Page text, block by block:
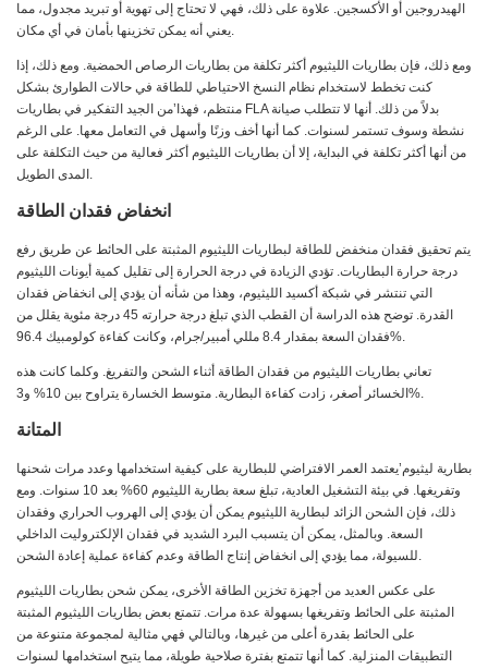
الهيدروجين أو الأكسجين. علاوة على ذلك، فهي لا تحتاج إلى تهوية أو تبريد مجدول، مما
يعني أنه يمكن تخزينها بأمان في أي مكان.
ومع ذلك، فإن بطاريات الليثيوم أكثر تكلفة من بطاريات الرصاص الحمضية. ومع ذلك، إذا
كنت تخطط لاستخدام نظام النسخ الاحتياطي للطاقة في حالات الطوارئ بشكل
منتظم، فهذا’من الجيد التفكير في بطاريات FLA بدلاً من ذلك. أنها لا تتطلب صيانة
نشطة وسوف تستمر لسنوات. كما أنها أخف وزنًا وأسهل في التعامل معها. على الرغم
من أنها أكثر تكلفة في البداية، إلا أن بطاريات الليثيوم أكثر فعالية من حيث التكلفة على
المدى الطويل.
انخفاض فقدان الطاقة
يتم تحقيق فقدان منخفض للطاقة لبطاريات الليثيوم المثبتة على الحائط عن طريق رفع
درجة حرارة البطاريات. تؤدي الزيادة في درجة الحرارة إلى تقليل كمية أيونات الليثيوم
التي تنتشر في شبكة أكسيد الليثيوم، وهذا من شأنه أن يؤدي إلى انخفاض فقدان
القدرة. توضح هذه الدراسة أن القطب الذي تبلغ درجة حرارته 45 درجة مئوية يقلل من
فقدان السعة بمقدار 8.4 مللي أمبير/جرام، وكانت كفاءة كولومبيك 96.4%.
تعاني بطاريات الليثيوم من فقدان الطاقة أثناء الشحن والتفريغ. وكلما كانت هذه
الخسائر أصغر، زادت كفاءة البطارية. متوسط ​​الخسارة يتراوح بين 10% و3%.
المتانة
بطارية ليثيوم’يعتمد العمر الافتراضي للبطارية على كيفية استخدامها وعدد مرات شحنها
وتفريغها. في بيئة التشغيل العادية، تبلغ سعة بطارية الليثيوم 60% بعد 10 سنوات. ومع
ذلك، فإن الشحن الزائد لبطارية الليثيوم يمكن أن يؤدي إلى الهروب الحراري وفقدان
السعة. وبالمثل، يمكن أن يتسبب البرد الشديد في فقدان الإلكتروليت الداخلي
للسيولة، مما يؤدي إلى انخفاض إنتاج الطاقة وعدم كفاءة عملية إعادة الشحن.
على عكس العديد من أجهزة تخزين الطاقة الأخرى، يمكن شحن بطاريات الليثيوم
المثبتة على الحائط وتفريغها بسهولة عدة مرات. تتمتع بعض بطاريات الليثيوم المثبتة
على الحائط بقدرة أعلى من غيرها، وبالتالي فهي مثالية لمجموعة متنوعة من
التطبيقات المنزلية. كما أنها تتمتع بفترة صلاحية طويلة، مما يتيح استخدامها لسنوات